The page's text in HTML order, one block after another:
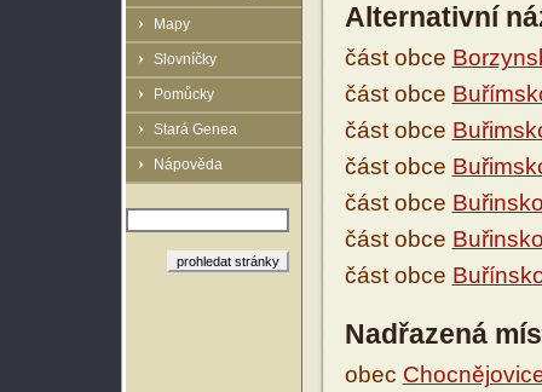
Mapy
Slovníčky
Pomůcky
Stará Genea
Nápověda
Alternativní
část obce
část obce
část obce
část obce
část obce
část obce
část obce
Nadřazená
obec